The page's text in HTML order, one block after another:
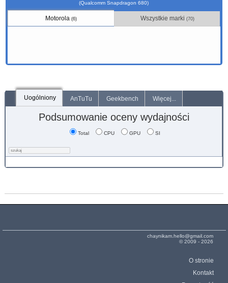
(Qualcomm Snapdragon 680)
Motorola(6) Wszystkie marki (70)
Uogólniony AnTuTu Geekbench Więcej...
Podsumowanie oceny wydajności
Total CPU GPU SI
chaynikam.hello@gmail.com
© 2009 - 2026
O stronie
Kontakt